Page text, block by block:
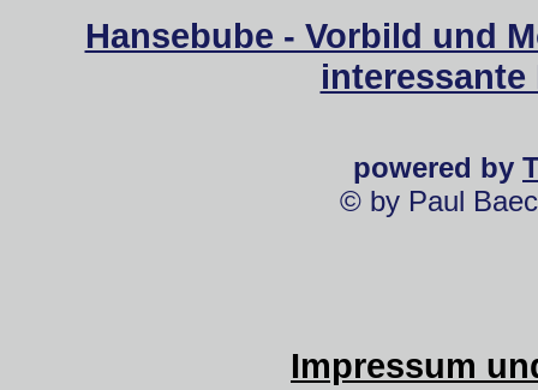
Hansebube - Vorbild und
powered by
© by Paul
Impressum